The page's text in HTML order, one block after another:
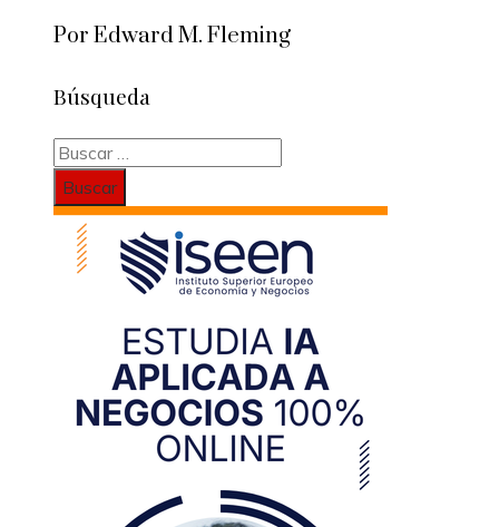
Por Edward M. Fleming
Búsqueda
Buscar: